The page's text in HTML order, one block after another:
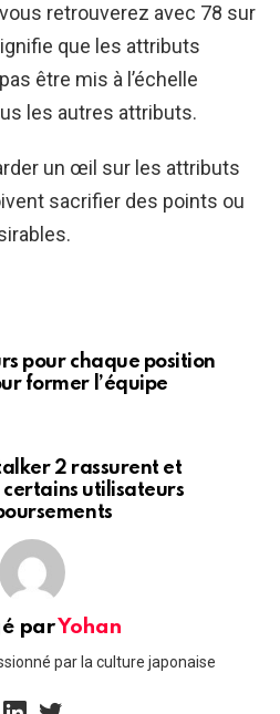
retrouverez avec 78 sur
que les attributs
être mis à l’échelle
les autres attributs.
un œil sur les attributs
sacrifier des points ou
pour chaque position
former l’équipe
2 rassurent et
utilisateurs
parYohan
par la culture japonaise